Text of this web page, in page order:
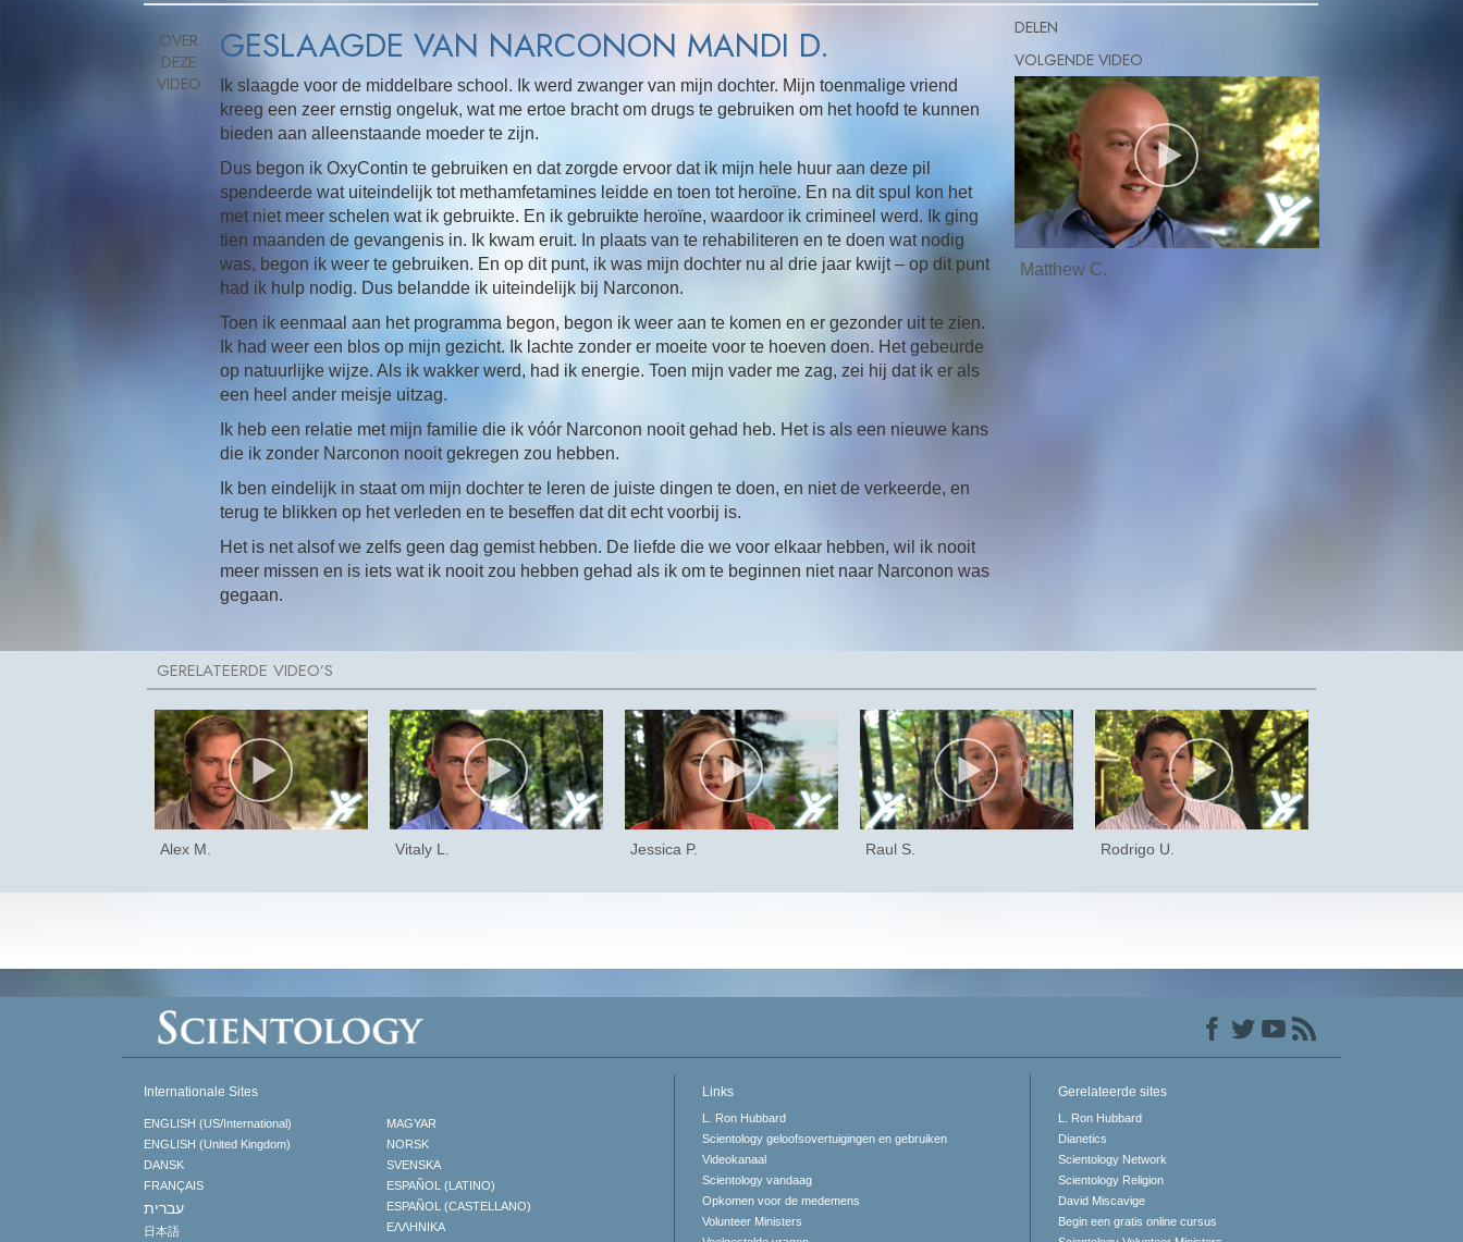
GESLAAGDE VAN NARCONON MANDI D.
Ik slaagde voor de middelbare school. Ik werd zwanger van mijn dochter. Mijn toenmalige vriend
kreeg een zeer ernstig ongeluk, wat me ertoe bracht om drugs te gebruiken om het hoofd te kunnen
bieden aan alleenstaande moeder te zijn.
Dus begon ik OxyContin te gebruiken en dat zorgde ervoor dat ik mijn hele huur aan deze pil
spendeerde wat uiteindelijk tot methamfetamines leidde en toen tot heroïne. En na dit spul kon het
met niet meer schelen wat ik gebruikte. En ik gebruikte heroïne, waardoor ik crimineel werd. Ik ging
tien maanden de gevangenis in. Ik kwam eruit. In plaats van te rehabiliteren en te doen wat nodig
was, begon ik weer te gebruiken. En op dit punt, ik was mijn dochter nu al drie jaar kwijt – op dit punt
had ik hulp nodig. Dus belandde ik uiteindelijk bij Narconon.
Toen ik eenmaal aan het programma begon, begon ik weer aan te komen en er gezonder uit te zien.
Ik had weer een blos op mijn gezicht. Ik lachte zonder er moeite voor te hoeven doen. Het gebeurde
op natuurlijke wijze. Als ik wakker werd, had ik energie. Toen mijn vader me zag, zei hij dat ik er als
een heel ander meisje uitzag.
Ik heb een relatie met mijn familie die ik vóór Narconon nooit gehad heb. Het is als een nieuwe kans
die ik zonder Narconon nooit gekregen zou hebben.
Ik ben eindelijk in staat om mijn dochter te leren de juiste dingen te doen, en niet de verkeerde, en
terug te blikken op het verleden en te beseffen dat dit echt voorbij is.
Het is net alsof we zelfs geen dag gemist hebben. De liefde die we voor elkaar hebben, wil ik nooit
meer missen en is iets wat ik nooit zou hebben gehad als ik om te beginnen niet naar Narconon was
gegaan.
DELEN
Matthew C.
Alex M. Vitaly L. Jessica P. Raul S. Rodrigo U.
Internationale Sites
ENGLISH (US/International)
ENGLISH (United Kingdom)
DANSK
FRANÇAIS
עברית
日本語
MAGYAR
NORSK
SVENSKA
ESPAÑOL (LATINO)
ESPAÑOL (CASTELLANO)
ΕΛΛΗΝΙΚA
Links
L. Ron Hubbard
Scientology geloofsovertuigingen en gebruiken
Videokanaal
Scientology vandaag
Opkomen voor de medemens
Volunteer Ministers
Gerelateerde sites
L. Ron Hubbard
Dianetics
Scientology Network
Scientology Religion
David Miscavige
Begin een gratis online cursus